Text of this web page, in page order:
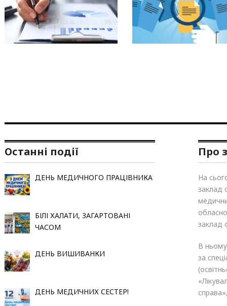
Останні події
ДЕНЬ МЕДИЧНОГО ПРАЦІВНИКА
БІЛІ ХАЛАТИ, ЗАГАРТОВАНІ
ЧАСОМ
ДЕНЬ ВИШИВАНКИ
ДЕНЬ МЕДИЧНИХ СЕСТЕР!
Про
На
заклад
заклад
В
за